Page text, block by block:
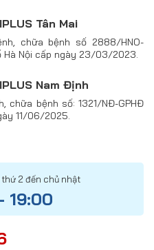
Tân Mai
chữa bệnh số 2888/HNO-
Hà Nội cấp ngày 23/03/2023.
Nam Định
chữa bệnh số: 1321/NĐ-GPHĐ
11/06/2025.
2 đến chủ nhật
19:00